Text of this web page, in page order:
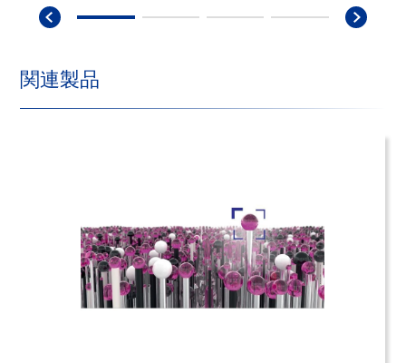
はxEV固有の部品として今後さらなる市場の
成長が見込まれます。ACCRETECHはxEVの
に、最適なソリューションをご提案してまい
関連製品